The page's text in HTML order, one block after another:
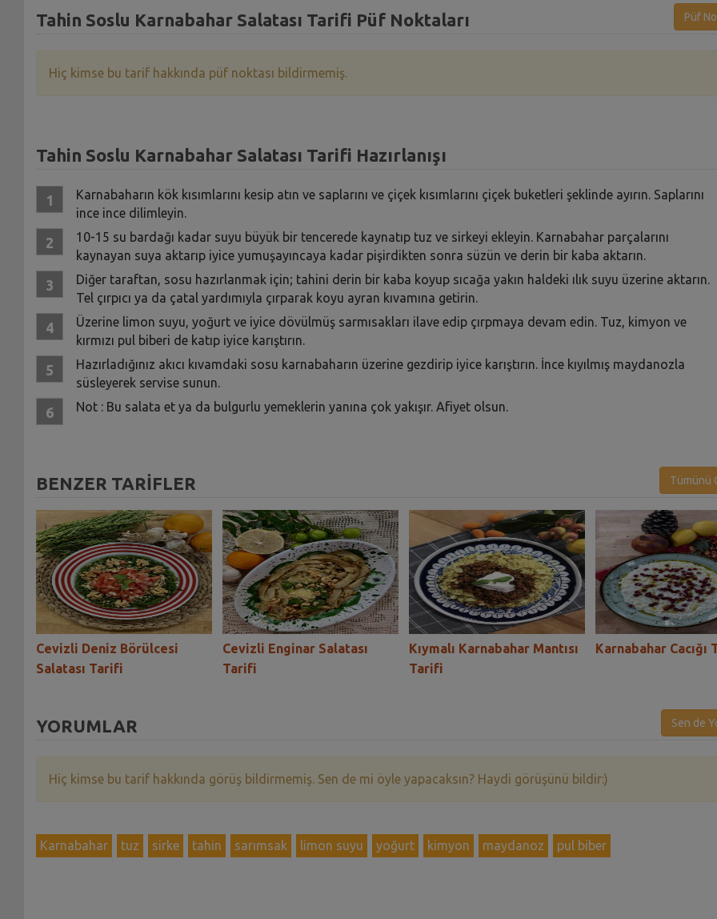
Tahin Soslu Karnabahar Salatası Tarifi Püf Noktaları Püf
Hiç kimse bu tarif hakkında püf noktası bildirmemiş.
Tahin Soslu Karnabahar Salatası Tarifi Hazırlanışı
Karnabaharın kök kısımlarını kesip atın ve saplarını ve çiçek kısımlarını çiçek buketleri şeklinde ayırın. Saplarını
ince ince dilimleyin.
10-15 su bardağı kadar suyu büyük bir tencerede kaynatıp tuz ve sirkeyi ekleyin. Karnabahar parçalarını
kaynayan suya aktarıp iyice yumuşayıncaya kadar pişirdikten sonra süzün ve derin bir kaba aktarın.
Diğer taraftan, sosu hazırlanmak için; tahini derin bir kaba koyup sıcağa yakın haldeki ılık suyu üzerine aktarın.
Tel çırpıcı ya da çatal yardımıyla çırparak koyu ayran kıvamına getirin.
Üzerine limon suyu, yoğurt ve iyice dövülmüş sarmısakları ilave edip çırpmaya devam edin. Tuz, kimyon ve
kırmızı pul biberi de katıp iyice karıştırın.
Hazırladığınız akıcı kıvamdaki sosu karnabaharın üzerine gezdirip iyice karıştırın. İnce kıyılmış maydanozla
süsleyerek servise sunun.
Not : Bu salata et ya da bulgurlu yemeklerin yanına çok yakışır. Afiyet olsun.
BENZER TARİFLER Tümünü
Cevizli Deniz Börülcesi
Salatası Tarifi
Cevizli Enginar Salatası
Tarifi
Kıymalı Karnabahar Mantısı
Tarifi
Karnabahar Cacığı
YORUMLAR Sen de
Hiç kimse bu tarif hakkında görüş bildirmemiş. Sen de mi öyle yapacaksın? Haydi görüşünü bildir:)
Karnabahar tuz sirke tahin sarımsak limon suyu yoğurt kimyon maydanoz pul biber